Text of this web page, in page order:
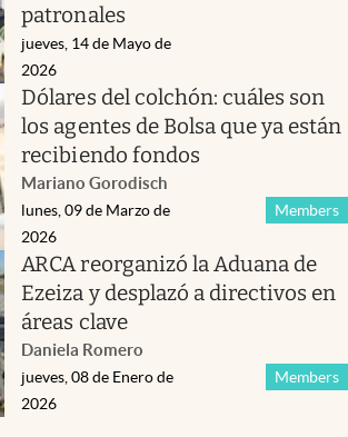
patronales
jueves, 14 de Mayo de
2026
Dólares del colchón: cuáles son
los agentes de Bolsa que ya están
recibiendo fondos
Mariano Gorodisch
Members
lunes, 09 de Marzo de
2026
ARCA reorganizó la Aduana de
Ezeiza y desplazó a directivos en
áreas clave
Daniela Romero
Members
jueves, 08 de Enero de
2026